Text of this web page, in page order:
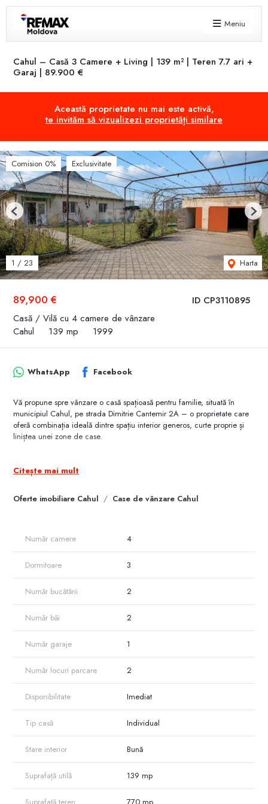
Meniu
Cahul – Casă 3 Camere + Living | 139 m² | Teren 7.7 ari +
Garaj | 89.900 €
Această proprietate nu mai este activă,
te invităm să vizualizezi proprietăți similare
ID CP3110895
89,900 €
Casă / Vilă cu 4 camere de vânzare
Cahul
139 mp 1999
Comision 0% Exclusivitate
1 / 23 Harta
Previous Next
Oferte imobiliare Cahul Case de vânzare Cahul
WhatsApp Facebook
Vă propune spre vânzare o casă spațioasă pentru familie, situată în
municipiul Cahul, pe strada Dimitrie Cantemir 2A – o proprietate care
oferă combinația ideală dintre spațiu interior generos, curte proprie și
liniștea unei zone de case.
de 7.7 ari, oferind un echilibru foarte bun între spațiul interior și cel
Această proprietate este potrivită pentru o familie care își dorește mai
Adresă: r-nul Cahul, mun. Cahul, str. Dimitrie Cantemir 2A
Tip imobil: casă individuală
Suprafață totală: 139.1 m²
Suprafață teren: 7.7 ari
Casa este organizată pe un singur nivel și oferă o compartimentare
funcțională:
- 3 camere separate
- Living
- bucătărie mare și luminoasă
- hol
- 2 grupuri sanitare
- bucătărie de vară
- cameră tehnică
Spațiile interioare sunt bine distribuite, oferind posibilitatea de a fi
Proprietatea dispune de o curte amenajată care oferă confort și utilitate
pentru viața de zi cu zi.
Citește mai mult
Număr camere 4
Dormitoare 3
Număr bucătării 2
Număr băi 2
Număr garaje 1
Număr locuri parcare 2
Disponibilitate Imediat
Tip casă Individual
Stare interior Bună
Suprafață utilă 139 mp
Suprafață teren 770 mp